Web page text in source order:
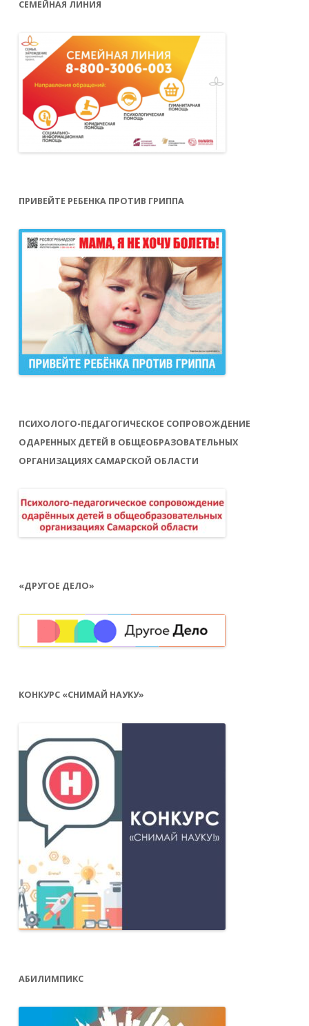
СЕМЕЙНАЯ ЛИНИЯ
ПРИВЕЙТЕ РЕБЕНКА ПРОТИВ ГРИППА
ПСИХОЛОГО-ПЕДАГОГИЧЕСКОЕ СОПРОВОЖДЕНИЕ
ОДАРЕННЫХ ДЕТЕЙ В ОБЩЕОБРАЗОВАТЕЛЬНЫХ
ОРГАНИЗАЦИЯХ САМАРСКОЙ ОБЛАСТИ
«ДРУГОЕ ДЕЛО»
КОНКУРС «СНИМАЙ НАУКУ»
АБИЛИМПИКС